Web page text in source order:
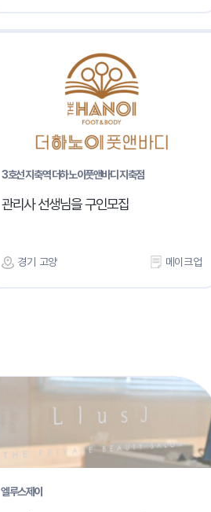
3호선 지축역 더하노이풋앤바디 지축점
관리사 선생님을 구인모집
경기 고양 메이크업
엘루스제이